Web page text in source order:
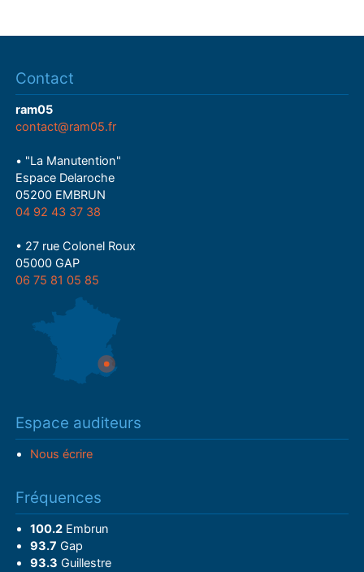
Contact
ram05
contact@ram05.fr
• "La Manutention"
Espace Delaroche
05200 EMBRUN
04 92 43 37 38
• 27 rue Colonel Roux
05000 GAP
06 75 81 05 85
Espace auditeurs
Nous écrire
Fréquences
100.2Embrun
93.7 Gap
93.3 Guillestre